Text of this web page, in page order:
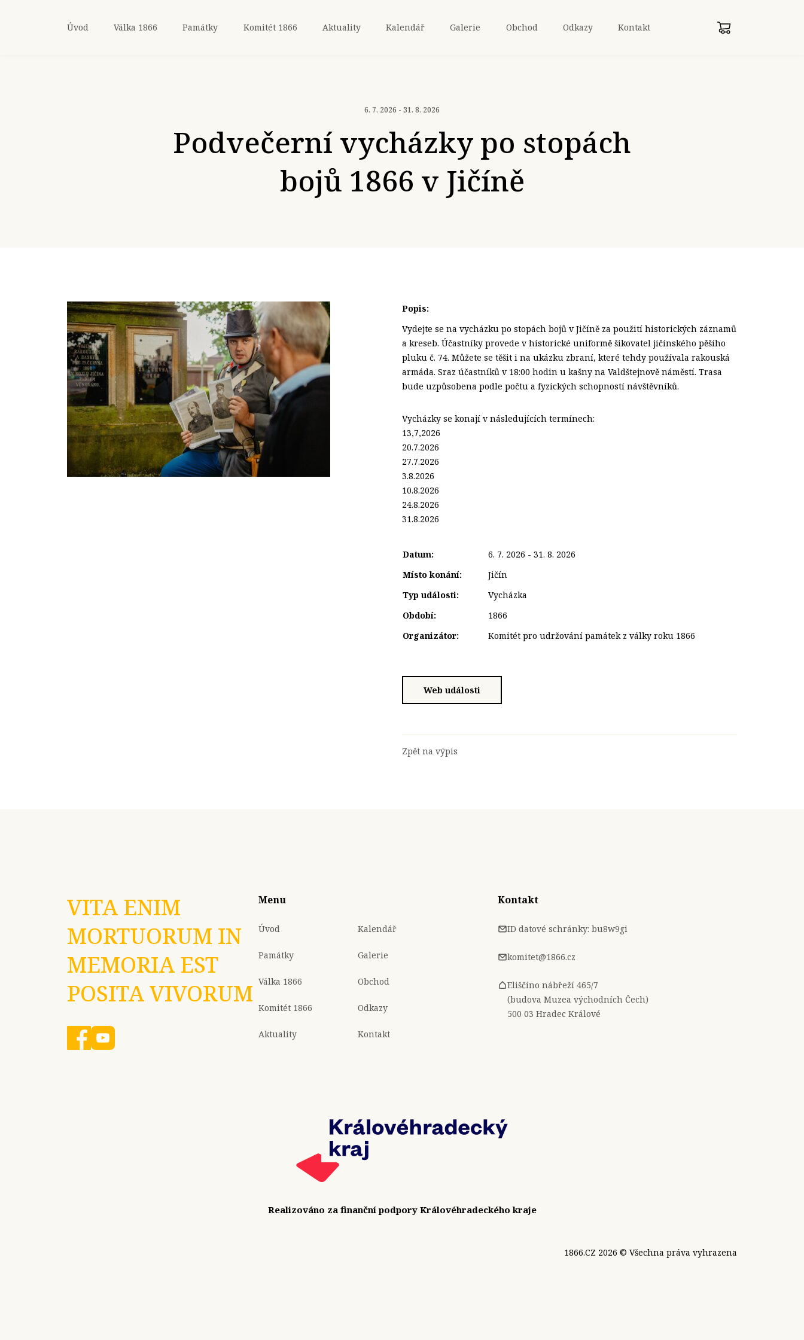
Úvod Válka 1866 Památky Komitét 1866 Aktuality Kalendář Galerie Obchod Odkazy Kontakt
6. 7. 2026 - 31. 8. 2026
Podvečerní vycházky po stopách
bojů 1866 v Jičíně
Popis:
Vydejte se na vycházku po stopách bojů v Jičíně za použití historických záznamů
a kreseb. Účastníky provede v historické uniformě šikovatel jičínského pěšího
pluku č. 74. Můžete se těšit i na ukázku zbraní, které tehdy používala rakouská
armáda. Sraz účastníků v 18:00 hodin u kašny na Valdštejnově náměstí. Trasa
bude uzpůsobena podle počtu a fyzických schopností návštěvníků.
Vycházky se konají v následujících termínech:
13,7,2026
20.7.2026
27.7.2026
3.8.2026
10.8.2026
24.8.2026
31.8.2026
Datum:
6. 7. 2026 - 31. 8. 2026
Místo konání:
Jičín
Typ události:
Vycházka
Období:
1866
Organizátor:
Komitét pro udržování památek z války roku 1866
Web události
Zpět na výpis
VITA ENIM
MORTUORUM IN
MEMORIA EST
POSITA VIVORUM
Menu
Úvod
Památky
Válka 1866
Komitét 1866
Aktuality
Kalendář
Galerie
Obchod
Odkazy
Kontakt
Kontakt
ID datové schránky: bu8w9gi
komitet@1866.cz
Eliščino nábřeží 465/7
(budova Muzea východních Čech)
500 03 Hradec Králové
Realizováno za finanční podpory Královéhradeckého kraje
1866.CZ 2026 © Všechna práva vyhrazena